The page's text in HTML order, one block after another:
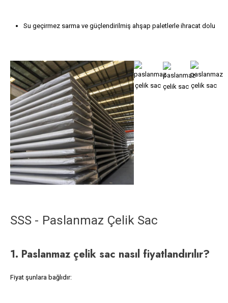
Su geçirmez sarma ve güçlendirilmiş ahşap paletlerle ihracat dolu
SSS - Paslanmaz Çelik Sac
1. Paslanmaz çelik sac nasıl fiyatlandırılır?
Fiyat şunlara bağlıdır: